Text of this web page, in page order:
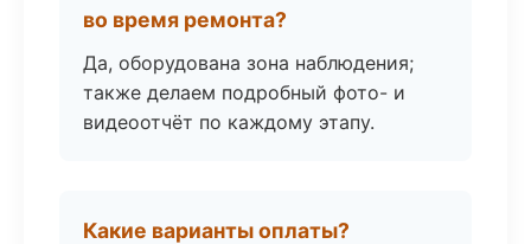
во время ремонта?
Да, оборудована зона наблюдения;
также делаем подробный фото- и
видеоотчёт по каждому этапу.
Какие варианты оплаты?